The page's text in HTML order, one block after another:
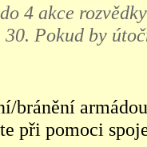
4 akce
Pokud by
bránění armádou
při pomoci